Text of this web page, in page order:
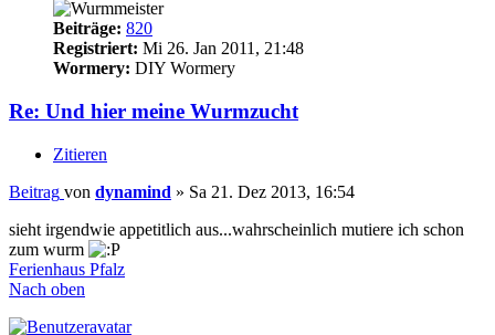
Beiträge: 820
Registriert: Mi 26. Jan 2011, 21:48
Wormery: DIY Wormery
Re: Und hier meine Wurmzucht
Zitieren
Beitrag von dynamind » Sa 21. Dez 2013, 16:54
sieht irgendwie appetitlich aus...wahrscheinlich mutiere ich schon
zum wurm
Ferienhaus Pfalz
Nach oben